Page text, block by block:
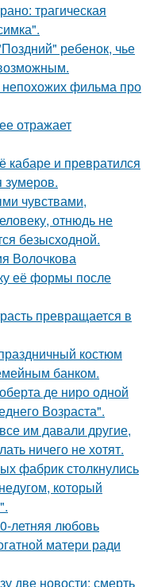
трагическая
ребенок, чье
непохожих фильма про
отражает
кабаре и превратился
зумеров.
чувствами,
отнюдь не
безысходной.
Волочкова
её формы после
превращается в
костюм
банком.
де ниро одной
Возраста".
им давали другие,
ничего не хотят.
фабрик столкнулись
который
летняя любовь
матери ради
две новости: смерть